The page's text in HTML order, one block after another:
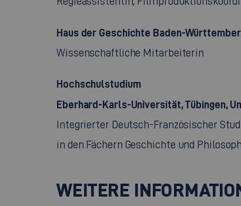
Haus der Geschichte Baden-
Wissenschaftliche Mitarbeiterin
Hochschulstudium
Eberhard-Karls-Universität, Tübingen,
Integrierter Deutsch-Französischer
in den Fächern Geschichte und
WEITERE